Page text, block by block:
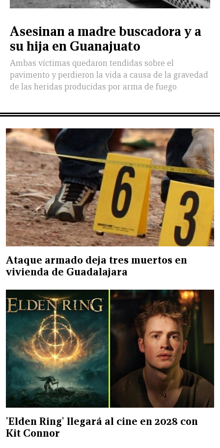
LEÓN
DE
VIDA
Asesinan a madre buscadora y a
su hija en Guanajuato
Ambas víctimas quedaron tendidas sobre el
pavimento y perdieron la vida a causa de la gravedad
de las heridas producidas por arma de fuego
Ataque armado deja tres muertos en
vivienda de Guadalajara
'Elden Ring' llegará al cine en 2028 con
Kit Connor